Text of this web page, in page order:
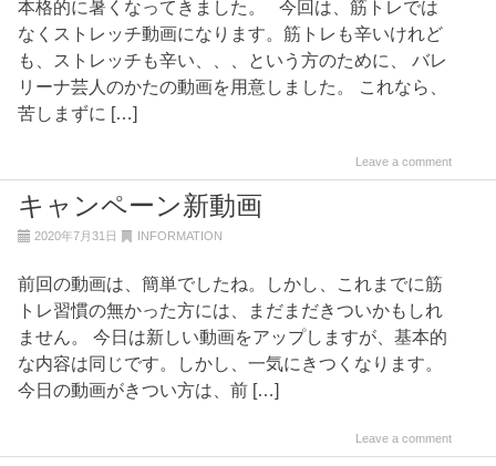
本格的に暑くなってきました。 今回は、筋トレでは
なくストレッチ動画になります。筋トレも辛いけれど
も、ストレッチも辛い、、、という方のために、 バレ
リーナ芸人のかたの動画を用意しました。 これなら、
苦しまずに […]
Leave a comment
キャンペーン新動画
2020年7月31日 INFORMATION
前回の動画は、簡単でしたね。しかし、これまでに筋
トレ習慣の無かった方には、まだまだきついかもしれ
ません。 今日は新しい動画をアップしますが、基本的
な内容は同じです。しかし、一気にきつくなります。
今日の動画がきつい方は、前 […]
Leave a comment